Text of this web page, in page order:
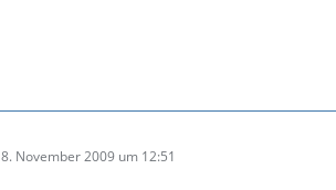
8. November 2009 um 12:51